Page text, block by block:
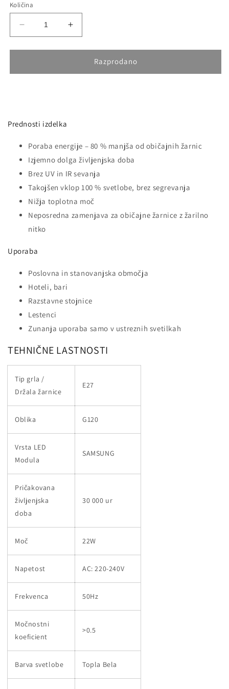
Količina
Pomanjšaš
količino
za
LED
G120
Povečaj
količino
za
izdelek
LED
Razprodano
Prednosti izdelka
Poraba energije – 80 % manjša od običajnih žarnic
Izjemno dolga življenjska doba
Brez UV in IR sevanja
Takojšen vklop 100 % svetlobe, brez segrevanja
Nižja toplotna moč
Neposredna zamenjava za običajne žarnice z žarilno
nitko
Uporaba
Poslovna in stanovanjska območja
Hoteli, bari
Razstavne stojnice
Lestenci
Zunanja uporaba samo v ustreznih svetilkah
TEHNIČNE LASTNOSTI
Tip grla /
Držala žarnice
E27
Oblika G120
Vrsta LED
Modula
SAMSUNG
Pričakovana
življenjska
doba
30 000 ur
Moč 22W
Napetost AC: 220-240V
Frekvenca 50Hz
Močnostni
koeficient
>0.5
Barva svetlobe Topla Bela